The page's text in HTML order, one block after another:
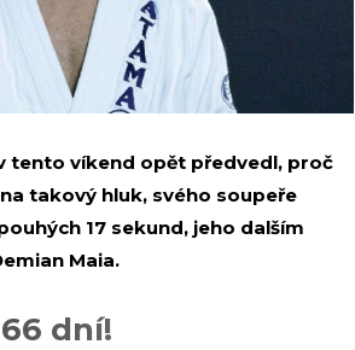
tento víkend opět předvedl, proč
takový hluk, svého soupeře
17 sekund, jeho dalším
Maia.
dní!